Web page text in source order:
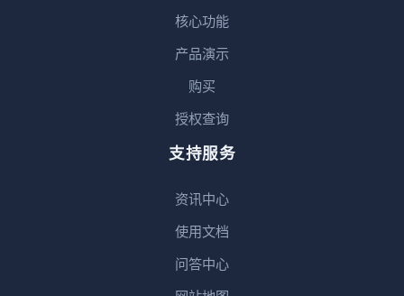
核心功能
产品演示
购买
授权查询
支持服务
资讯中心
使用文档
问答中心